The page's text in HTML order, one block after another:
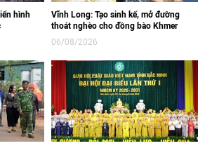
hình
Vĩnh Long: Tạo sinh kế, mở đường
thoát nghèo cho đồng bào Khmer
06/08/2026